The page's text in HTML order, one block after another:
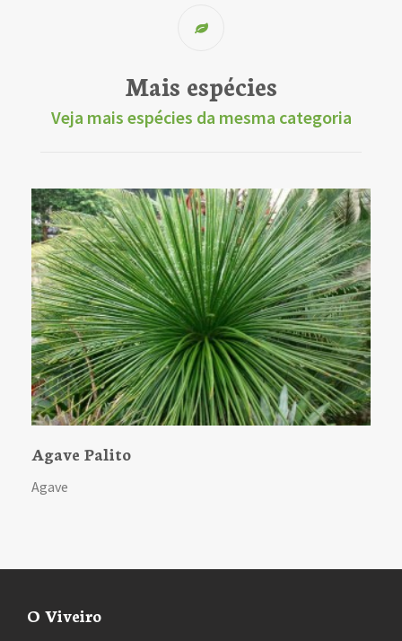
Mais espécies
Veja mais espécies da mesma categoria
Agave Palito
Agave
O Viveiro